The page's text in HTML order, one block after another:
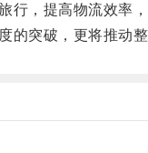
，提高物流效率，
突破，更将推动整